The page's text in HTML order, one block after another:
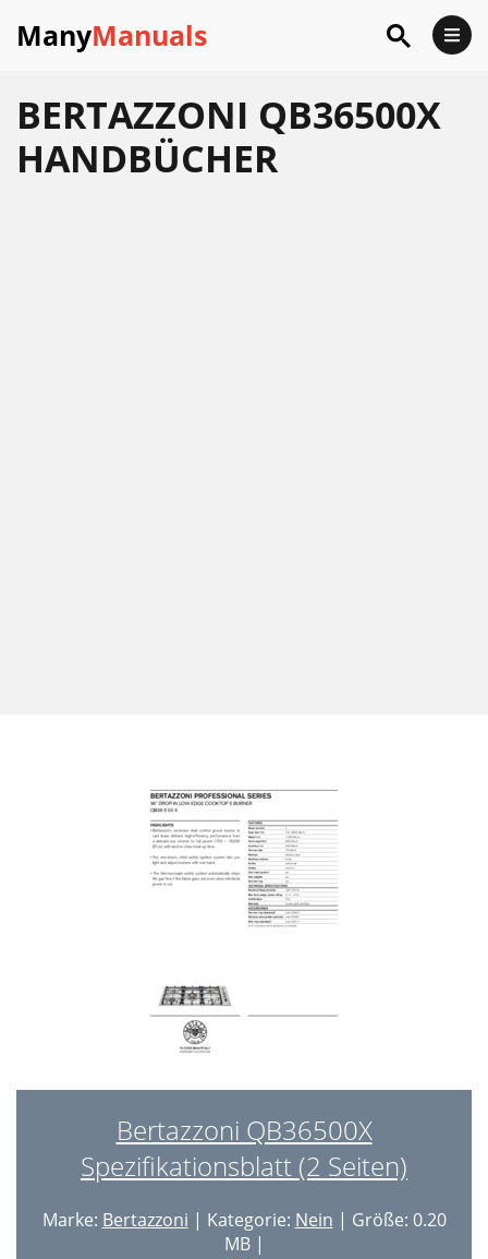
ManyManuals
BERTAZZONI QB36500X
HANDBÜCHER
Bertazzoni QB36500X
Spezifikationsblatt (2 Seiten)
Marke: Bertazzoni | Kategorie: Nein | Größe: 0.20
MB |